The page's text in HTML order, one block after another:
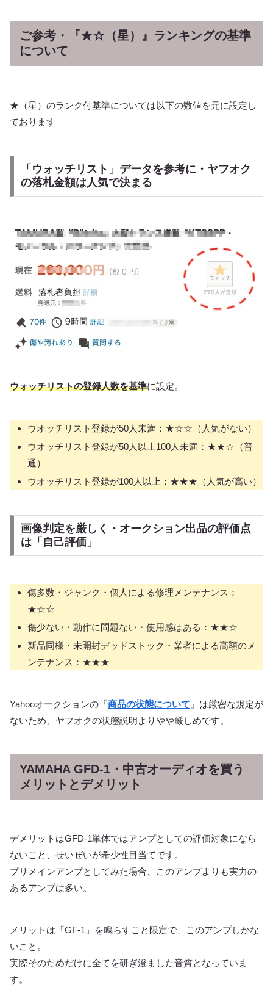
ご参考・『★☆（星）』ランキングの基準
について
★（星）のランク付基準については以下の数値を元に設定し
ております
「ウォッチリスト」データを参考に・ヤフオク
の落札金額は人気で決まる
ウォッチリストの登録人数を基準に設定。
ウオッチリスト登録が50人未満：★☆☆（人気がない）
ウオッチリスト登録が50人以上100人未満：★★☆（普
通）
ウオッチリスト登録が100人以上：★★★（人気が高い）
画像判定を厳しく・オークション出品の評価点
は「自己評価」
傷多数・ジャンク・個人による修理メンテナンス：
★☆☆
傷少ない・動作に問題ない・使用感はある：★★☆
新品同様・未開封デッドストック・業者による高額のメ
ンテナンス：★★★
Yahooオークションの『商品の状態について 』は厳密な規定が
ないため、ヤフオクの状態説明よりやや厳しめです。
YAMAHA GFD-1・中古オーディオを買う
メリットとデメリット
デメリットはGFD-1単体ではアンプとしての評価対象になら
ないこと、せいぜいが希少性目当てです。
プリメインアンプとしてみた場合、このアンプよりも実力の
あるアンプは多い。
メリットは「GF-1」を鳴らすこと限定で、このアンプしかな
いこと。
実際そのためだけに全てを研ぎ澄ました音質となっていま
す。